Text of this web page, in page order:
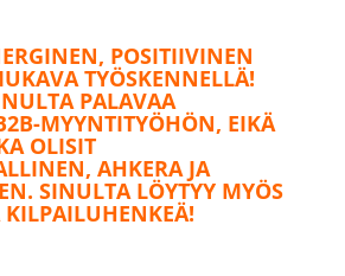
POSITIIVINEN
TYÖSKENNELLÄ!
PALAVAA
MYYNTITYÖHÖN, EIKÄ
OLISIT
AHKERA JA
SINULTA LÖYTYY MYÖS
KILPAILUHENKEÄ!